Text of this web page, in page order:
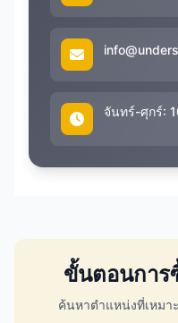
จันทร์-ศุกร์:
ขั้นตอนการ
ค้นหาตำแหน่งที่เหม